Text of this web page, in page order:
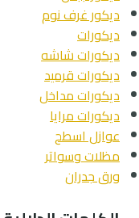
ديكور غرف نوم
ديكورات
ديكورات شاشه
ديكورات قرميد
ديكورات مداخل
ديكورات مرايا
عوازل اسطح
مظلات وسواتر
ورق جدران